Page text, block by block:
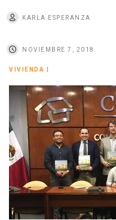
KARLA ESPERANZA
NOVIEMBRE 7, 2018
VIVIENDA